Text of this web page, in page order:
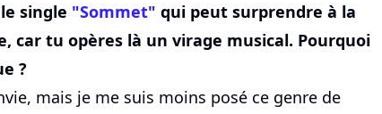
single "Sommet" qui peut surprendre à la
car tu opères là un virage musical. Pourquoi
?
mais je me suis moins posé ce genre de